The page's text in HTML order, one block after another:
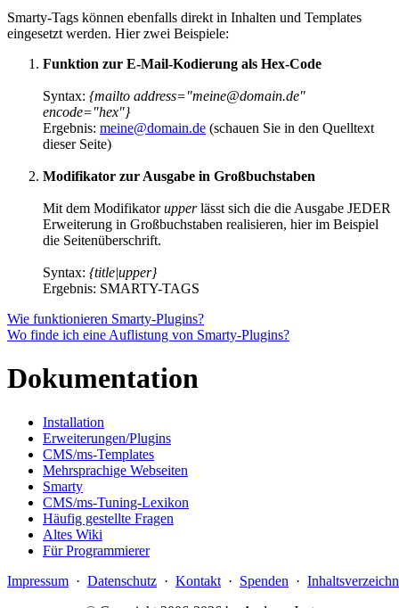
Smarty-Tags können ebenfalls direkt in Inhalten und Templates
eingesetzt werden. Hier zwei Beispiele:
Funktion zur E-Mail-Kodierung als Hex-Code
Syntax: {mailto address="meine@domain.de"
encode="hex"}
Ergebnis: meine@domain.de (schauen Sie in den Quelltext
dieser Seite)
Modifikator zur Ausgabe in Großbuchstaben
Mit dem Modifikatorupperlässt sich die die Ausgabe JEDER
Erweiterung in Großbuchstaben realisieren, hier im Beispiel
die Seitenüberschrift.
Syntax: {title|upper}
Ergebnis: SMARTY-TAGS
Wie funktionieren Smarty-Plugins?
Wo finde ich eine Auflistung von Smarty-Plugins?
Dokumentation
Installation
Erweiterungen/Plugins
CMS/ms-Templates
Mehrsprachige Webseiten
Smarty
CMS/ms-Tuning-Lexikon
Häufig gestellte Fragen
Altes Wiki
Für Programmierer
Impressum · Datenschutz · Kontakt · Spenden ·